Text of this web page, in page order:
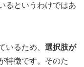
るというわけではあ
いるため、 選択肢が
特徴です。そのた